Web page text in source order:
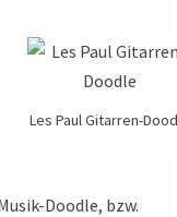
Les Paul Gitarren-
Doodle, bzw.